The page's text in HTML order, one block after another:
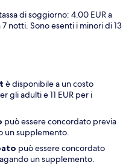
di soggiorno: 4.00 EUR a
notti. Sono esenti i minori di 13
è disponibile a un costo
gli adulti e 11 EUR per i
può essere concordato previa
un supplemento.
può essere concordato
un supplemento.